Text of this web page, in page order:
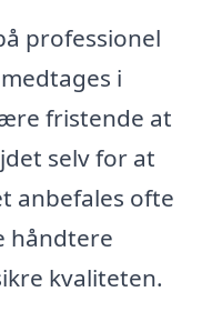
professionel
i
fristende at
selv for at
anbefales ofte
håndtere
kvaliteten.